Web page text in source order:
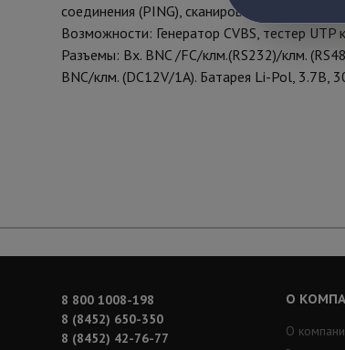
cоединения (PING), сканирование IP и PTZ
Возможности: Генератор СVBS, тестер
Разъемы: Вх. BNC /FC/клм.(RS232)/клм.
BNC/клм. (DC12V/1A). Батарея Li-Pol,
8 800 1008-198
8 (8452) 650-350
8 (8452) 42-76-77
О
О